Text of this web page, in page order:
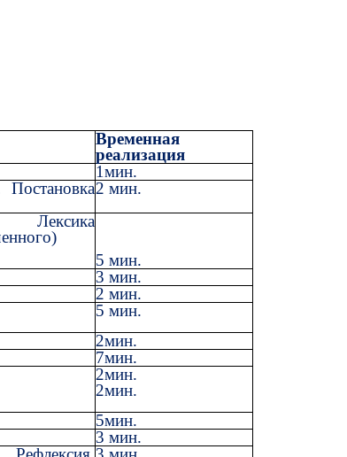
Временная
реализация
1мин.
2 мин.
Лексика
5 мин.
3 мин.
2 мин.
5 мин.
2мин.
7мин.
2мин.
2мин.
5мин.
3 мин.